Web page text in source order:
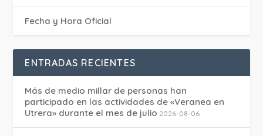
Fecha y Hora Oficial
ENTRADAS RECIENTES
Más de medio millar de personas han
participado en las actividades de «Veranea en
Utrera» durante el mes de julio 2026-08-06